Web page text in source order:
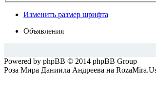
Изменить размер шрифта
Объявления
Powered by phpBB © 2014 phpBB Group
Роза Мира Даниила Андреева на